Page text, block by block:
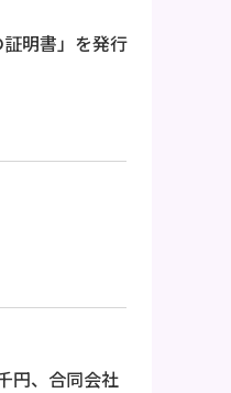
明書」を発行
円、合同会社